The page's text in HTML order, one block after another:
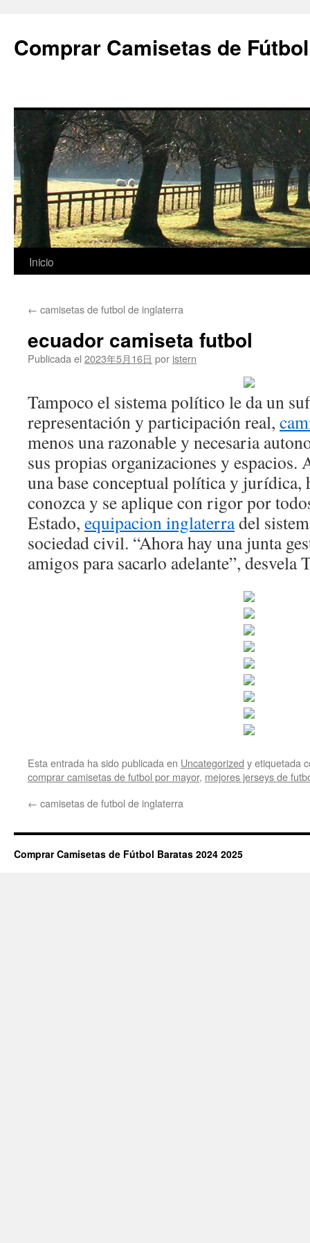
Comprar Camisetas de
Saltar
contenido
Inicio
← camisetas de futbol de inglaterra
ecuador camiseta futbol
Publicada el 2023年5月16日 por istern
Tampoco el sistema político le da un
representación y participación real,
menos una razonable y necesaria
sus propias organizaciones y espacios.
una base conceptual política y jurídica,
conozca y se aplique con rigor por
Estado, equipacion inglaterradel
sociedad civil. “Ahora hay una junta
amigos para sacarlo adelante”, desvela
Esta entrada ha sido publicada en Uncategorized y etiquetada
comprar camisetas de futbol por mayor, mejores jerseys de
← camisetas de futbol de inglaterra
Comprar Camisetas de Fútbol Baratas 2024 2025